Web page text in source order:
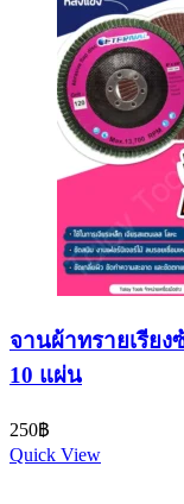
จานผ้าทรายเรียง
10 แผ่น
250฿
Quick View